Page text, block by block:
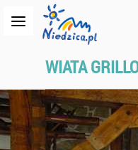
WIATA